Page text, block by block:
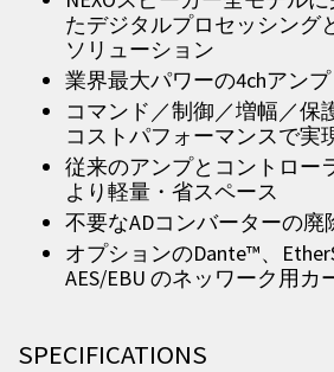
たデジタルプロセッシング
ソリューション
業界最大パワーの4chアンプ
コマンド／制御／増幅／保
コストパフォーマンスで実
従来のアンプとコントロー
より軽量・省スペース
不要なADコンバーターの廃
オプションのDante™、
AES/EBU のネッワーク用カ
SPECIFICATIONS